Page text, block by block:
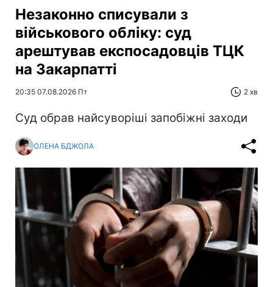
Незаконно списували з
військового обліку: суд
арештував експосадовців ТЦК
на Закарпатті
20:35 07.08.2026 Пт 2 хв
Суд обрав найсуворіші запобіжні заходи
ОЛЕНА БДЖОЛА